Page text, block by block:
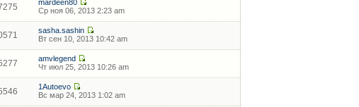
mardeen80
Ср ноя 06, 2013 2:23 am
sasha.sashin
Вт сен 10, 2013 10:42 am
amvlegend
Чт июл 25, 2013 10:26 am
1Autoevo
Вс мар 24, 2013 1:02 am